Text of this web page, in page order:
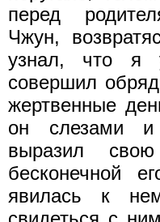
перед
Чжун,
узнал, что я
совершил
жертвенные
он слезами
выразил
бесконечной
явилась к